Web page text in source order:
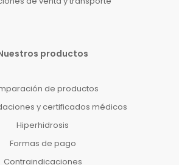
productos
de productos
y certificados médicos
Hiperhidrosis
Formas de pago
Contraindicaciones